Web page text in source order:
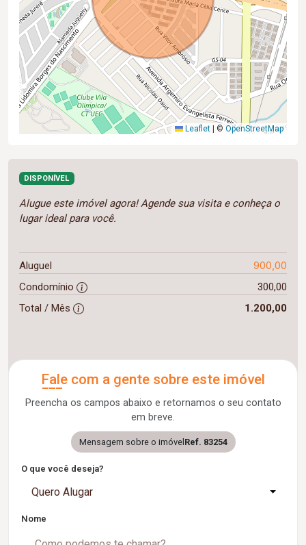
Leaflet | © OpenStreetMap
DISPONÍVEL
Alugue este imóvel agora! Agende sua visita e conheça o
lugar ideal para você.
Aluguel 900,00
Condomínio
300,00
Total / Mês
1.200,00
Fale com a gente sobre este imóvel
Preencha os campos abaixo e retornamos o seu contato
em breve.
Mensagem sobre o imóvelRef. 83254
O que você deseja?
Quero Alugar
Nome